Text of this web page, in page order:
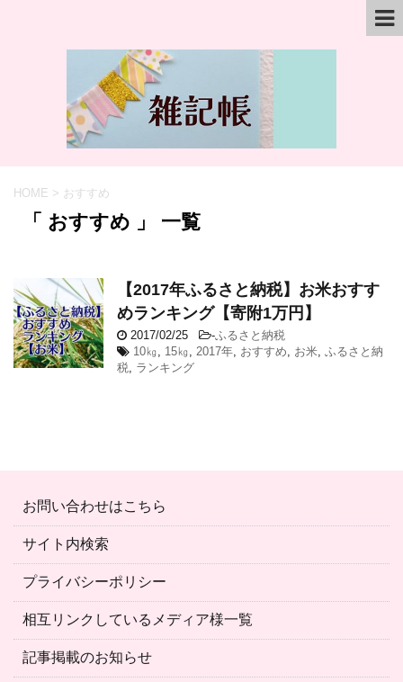
HOME > おすすめ
「 おすすめ 」 一覧
【2017年ふるさと納税】お米おすす
めランキング【寄附1万円】
2017/02/25 -ふるさと納税
10㎏ , 15㎏ , 2017年, おすすめ, お米, ふるさと納
税, ランキング
お問い合わせはこちら
サイト内検索
プライバシーポリシー
相互リンクしているメディア様一覧
記事掲載のお知らせ